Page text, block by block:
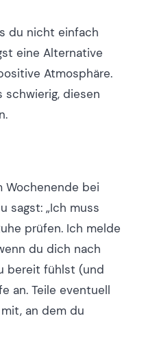
du nicht einfach
eine Alternative
Atmosphäre.
schwierig, diesen
Wochenende bei
sagst: „Ich muss
prüfen. Ich melde
du dich nach
bereit fühlst (und
an. Teile eventuell
an dem du